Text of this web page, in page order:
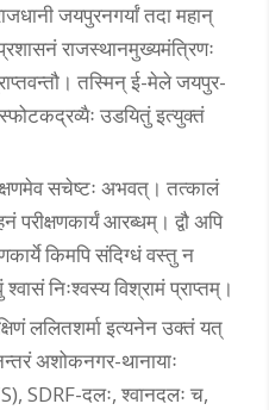
जयपुरनगर्यां तदा महान्
राजस्थानमुख्यमंत्रिणः
तस्मिन् ई-मेले जयपुर-
उडयितुं इत्युक्तं
सचेष्टः अभवत्। तत्कालं
परीक्षणकार्यं आरब्धम्। द्वौ अपि
किमपि संदिग्धं वस्तु न
निःश्वस्य विश्रामं प्राप्तम्।
ललितशर्मा इत्यनेन उक्तं यत्
अशोकनगर-थानायाः
SDRF-दलः, श्वानदलः च,